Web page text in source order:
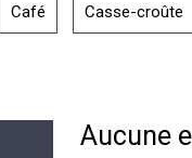
Café Casse-croûte
Aucune